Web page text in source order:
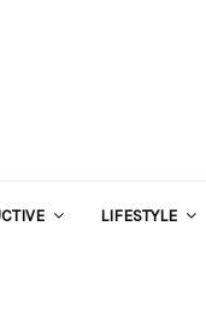
LIFESTYLE